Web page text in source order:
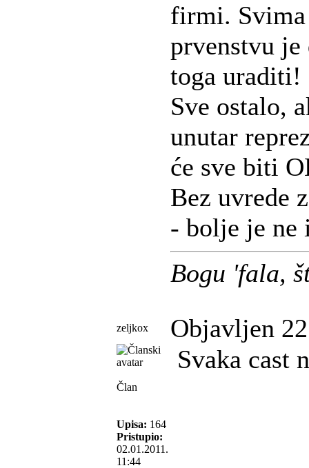
firmi. Svima
prvenstvu je
toga uraditi!
Sve ostalo,
unutar
će sve biti
Bez uvrede
- bolje je
Bogu 'fala,
zeljkox Objavljen
Član
Upisa: 164
Pristupio:
02.01.2011.
11:44
Svaka cast